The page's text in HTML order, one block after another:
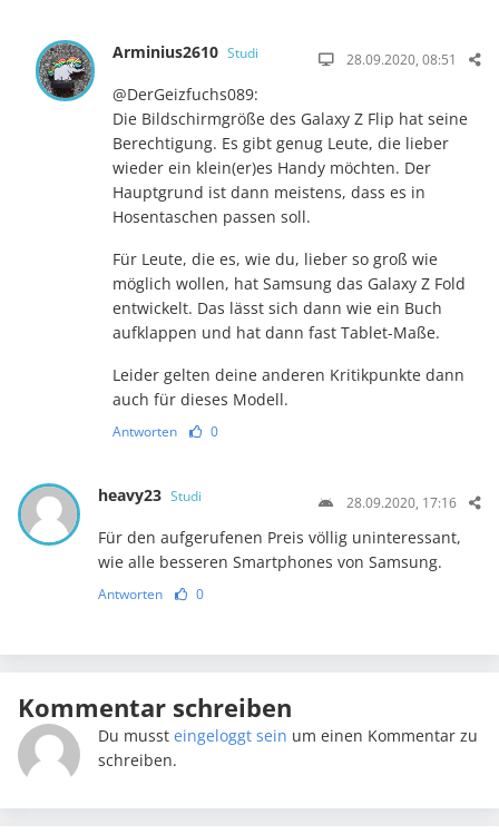
Arminius2610 Studi 28.09.2020, 08:51
@DerGeizfuchs089:
Die Bildschirmgröße des Galaxy Z Flip hat seine
Berechtigung. Es gibt genug Leute, die lieber
wieder ein klein(er)es Handy möchten. Der
Hauptgrund ist dann meistens, dass es in
Hosentaschen passen soll.
Für Leute, die es, wie du, lieber so groß wie
möglich wollen, hat Samsung das Galaxy Z Fold
entwickelt. Das lässt sich dann wie ein Buch
aufklappen und hat dann fast Tablet-Maße.
Leider gelten deine anderen Kritikpunkte dann
auch für dieses Modell.
Antworten 0
heavy23 Studi 28.09.2020, 17:16
Für den aufgerufenen Preis völlig uninteressant,
wie alle besseren Smartphones von Samsung.
Antworten 0
Kommentar schreiben
Du musst eingeloggt sein um einen Kommentar zu
schreiben.